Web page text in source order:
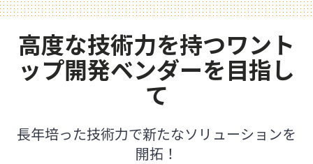
高度な技術力を持つワント
ップ開発ベンダーを目指し
て
長年培った技術力で新たなソリューションを
開拓！